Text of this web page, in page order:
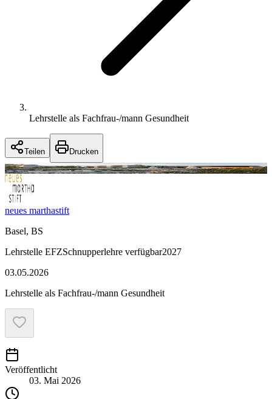
Lehrstelle als Fachfrau-/mann Gesundheit
Teilen Drucken
neues marthastift
Basel, BS
Lehrstelle EFZSchnupperlehre verfügbar2027
03.05.2026
Lehrstelle als Fachfrau-/mann Gesundheit
Veröffentlicht
03. Mai 2026